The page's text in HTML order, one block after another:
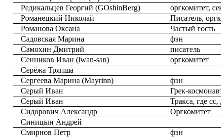
Редикальцев Георгий (GOshinBerg)
оргкомитет,
Романецкий Николай
Писатель,
Романова Оксана
Частый гость
Садовская Марина
фэн
Самохин Дмитрий
писатель
Сенников Иван (iwan-san)
оргкомитет
Серёжа Тряпша
Сергеева Марина (Mayrinn)
фэн
Серый Иван
Грек-
Серый Иван
Тракса, где
Сидорович Александр
Оргкомитет
Синицын Андрей
Смирнов Петр
фэн